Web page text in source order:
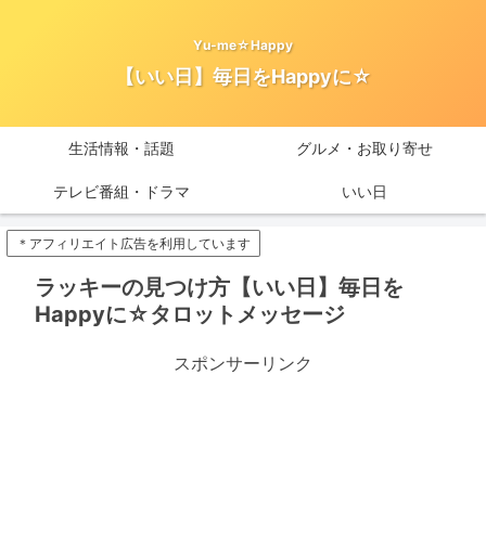
Yu-me☆Happy
【いい日】毎日をHappyに☆
生活情報・話題 グルメ・お取り寄せ
テレビ番組・ドラマ いい日
＊アフィリエイト広告を利用しています
ラッキーの見つけ方【いい日】毎日を
Happyに☆タロットメッセージ
スポンサーリンク